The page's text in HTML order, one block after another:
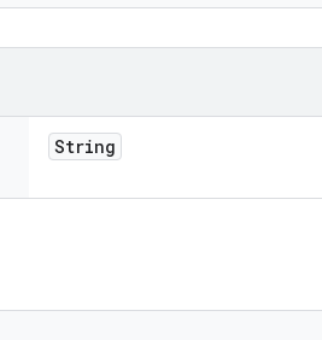
String